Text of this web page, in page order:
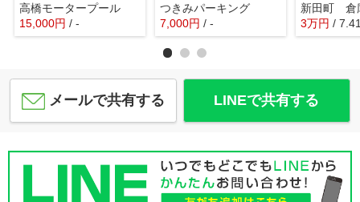
高橋モータープール
15,000円 / -
つきみパーキング
7,000円 / -
新田町 倉
3万円 /
メールで共有する LINEで共有する